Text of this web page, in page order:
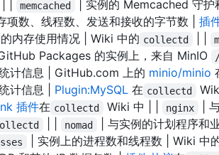
memcached
| 实例的 Memcached 守护
项数、线程数、发送和接收的字节数 | 插
内存使用情况 | Wiki 中的 collectd
Packages 的实例上，来自 MinIO
计信息 | GitHub.com 上的 minio/minio
计信息 | Plugin:MySQL 在 collectd
插件在 collectd Wiki 中 | | nginx
|
nomad
| 与实例的计划程序和
| 实例上的进程数和线程数 | Wiki 中